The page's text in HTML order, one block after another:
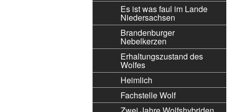
Es ist was faul im Lande
Niedersachsen
Brandenburger
Nebelkerzen
Erhaltungszustand des
Wolfes
Heimlich
Fachstelle Wolf